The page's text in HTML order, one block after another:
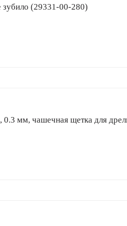
зубило (29331-00-280)
0.3 мм, чашечная щетка для